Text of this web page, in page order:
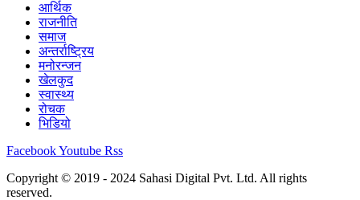
आर्थिक
राजनीति
समाज
अन्तर्राष्ट्रिय
मनोरन्जन
खेलकुद
स्वास्थ्य
रोचक
भिडियो
FacebookYoutube Rss
Copyright © 2019 - 2024 Sahasi Digital Pvt. Ltd. All rights
reserved.